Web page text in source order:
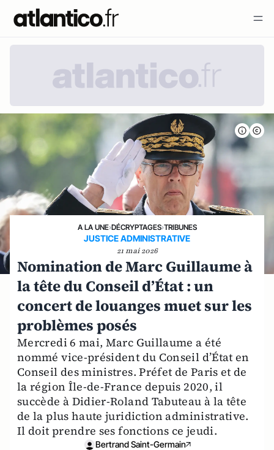
A LA UNE›DÉCRYPTAGES›TRIBUNES
JUSTICE ADMINISTRATIVE
21 mai 2026
Nomination de Marc Guillaume à
la tête du Conseil d’État : un
concert de louanges muet sur les
problèmes posés
Mercredi 6 mai, Marc Guillaume a été
nommé vice-président du Conseil d’État en
Conseil des ministres. Préfet de Paris et de
la région Île-de-France depuis 2020, il
succède à Didier-Roland Tabuteau à la tête
de la plus haute juridiction administrative.
Il doit prendre ses fonctions ce jeudi.
Bertrand Saint-Germain